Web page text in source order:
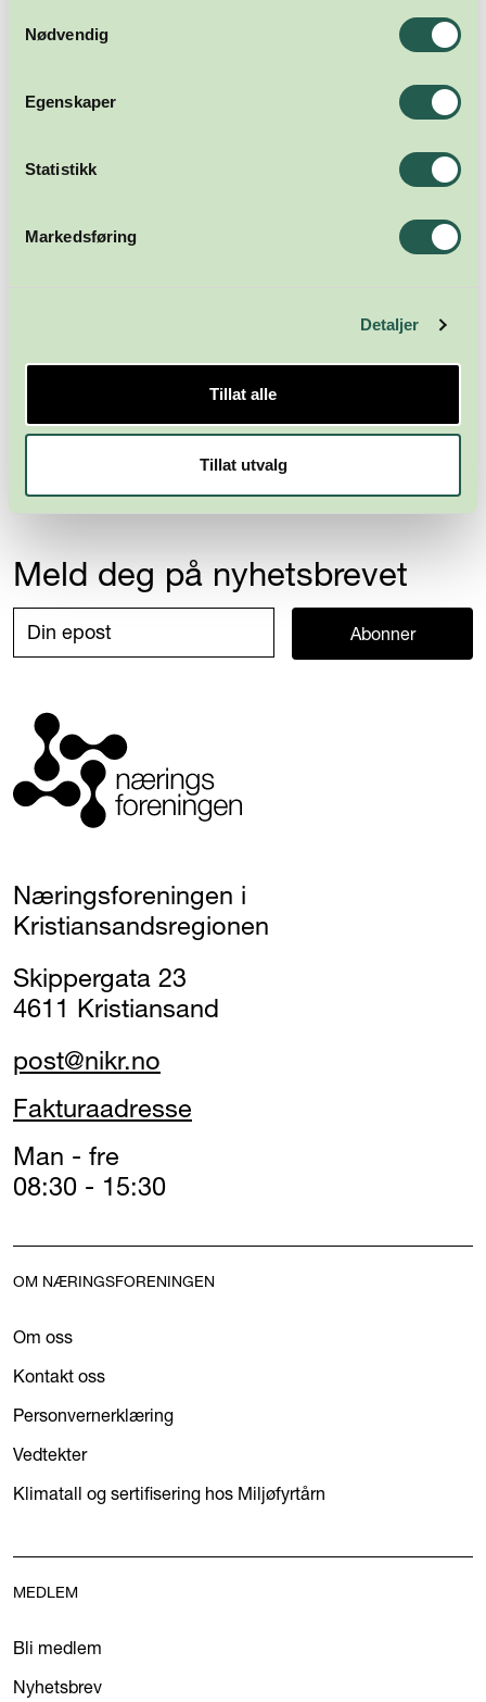
Nødvendig
Egenskaper
Statistikk
Markedsføring
Detaljer
Tillat alle
Tillat utvalg
Meld deg på nyhetsbrevet
Abonner
Næringsforeningen i
Kristiansandsregionen
Skippergata 23
4611 Kristiansand
post@nikr.no
Fakturaadresse
Man - fre
08:30 - 15:30
OM NÆRINGSFORENINGEN
Om oss
Kontakt oss
Personvernerklæring
Vedtekter
Klimatall og sertifisering hos Miljøfyrtårn
MEDLEM
Bli medlem
Nyhetsbrev